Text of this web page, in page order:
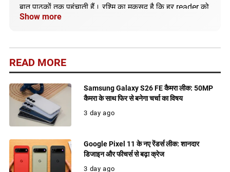
बात पाठकों तक पहुंचाती हैं। रश्मि का मकसद है कि हर reader को
सही और अपडेटेड जानकारी मिले।
Show more
READ MORE
Samsung Galaxy S26 FE कैमरा लीक: 50MP
कैमरा के साथ फिर से बनेगा चर्चा का विषय
3 day ago
Google Pixel 11 के नए रेंडर्स लीक: शानदार
डिजाइन और फीचर्स से बढ़ा क्रेज
3 day ago